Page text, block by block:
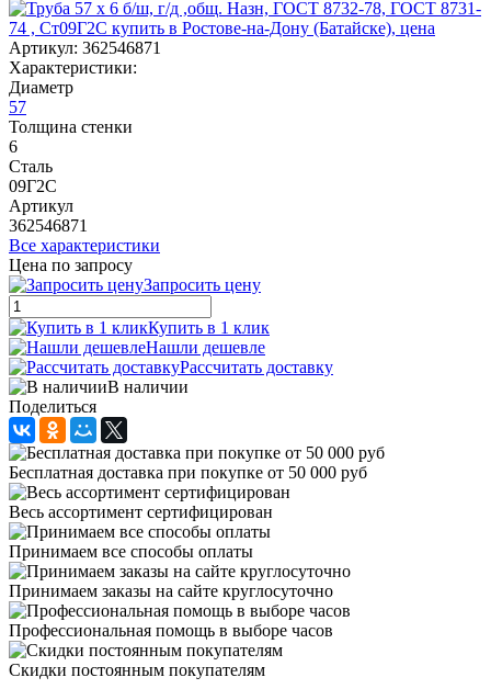
Артикул: 362546871
Характеристики:
Диаметр
57
Толщина стенки
6
Сталь
09Г2С
Артикул
362546871
Все характеристики
Цена по запросу
Запросить цену
Купить в 1 клик
Нашли дешевле
Рассчитать доставку
В наличии
Поделиться
Бесплатная доставка при покупке от 50 000 руб
Весь ассортимент сертифицирован
Принимаем все способы оплаты
Принимаем заказы на сайте круглосуточно
Профессиональная помощь в выборе часов
Скидки постоянным покупателям